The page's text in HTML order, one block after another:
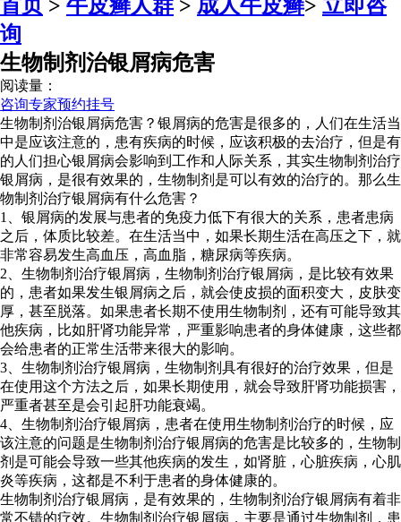
首页 > 牛皮癣人群 > 成人牛皮癣> 立即咨
询
生物制剂治银屑病危害
阅读量：
咨询专家预约挂号
生物制剂治银屑病危害？银屑病的危害是很多的，人们在生活当
中是应该注意的，患有疾病的时候，应该积极的去治疗，但是有
的人们担心银屑病会影响到工作和人际关系，其实生物制剂治疗
银屑病，是很有效果的，生物制剂是可以有效的治疗的。那么生
物制剂治疗银屑病有什么危害？
1、银屑病的发展与患者的免疫力低下有很大的关系，患者患病
之后，体质比较差。在生活当中，如果长期生活在高压之下，就
非常容易发生高血压，高血脂，糖尿病等疾病。
2、生物制剂治疗银屑病，生物制剂治疗银屑病，是比较有效果
的，患者如果发生银屑病之后，就会使皮损的面积变大，皮肤变
厚，甚至脱落。如果患者长期不使用生物制剂，还有可能导致其
他疾病，比如肝肾功能异常，严重影响患者的身体健康，这些都
会给患者的正常生活带来很大的影响。
3、生物制剂治疗银屑病，生物制剂具有很好的治疗效果，但是
在使用这个方法之后，如果长期使用，就会导致肝肾功能损害，
严重者甚至是会引起肝功能衰竭。
4、生物制剂治疗银屑病，患者在使用生物制剂治疗的时候，应
该注意的问题是生物制剂治疗银屑病的危害是比较多的，生物制
剂是可能会导致一些其他疾病的发生，如肾脏，心脏疾病，心肌
炎等疾病，这都是不利于患者的身体健康的。
生物制剂治疗银屑病，是有效果的，生物制剂治疗银屑病有着非
常不错的疗效。生物制剂治疗银屑病，主要是通过生物制剂，患